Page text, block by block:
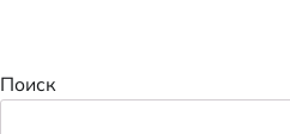
Поиск